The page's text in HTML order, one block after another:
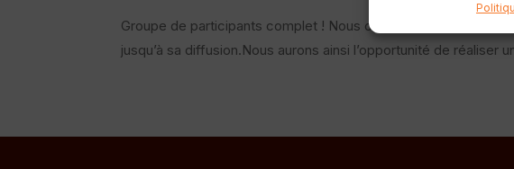
Groupe de participants complet ! Nous construirons,
jusqu’à sa diffusion.Nous aurons ainsi l’opportunité de réaliser